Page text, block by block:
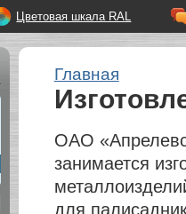
Цветовая шкала RAL
Главная
ОАО
занимается
для